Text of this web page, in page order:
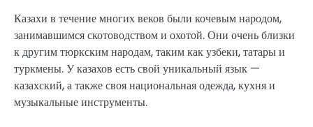
Казахи в течение многих веков были кочевым народом,
занимавшимся скотоводством и охотой. Они очень близки
к другим тюркским народам, таким как узбеки, татары и
туркмены. У казахов есть свой уникальный язык —
казахский, а также своя национальная одежда, кухня и
музыкальные инструменты.